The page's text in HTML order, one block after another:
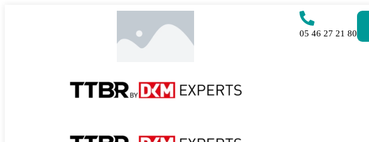
05 46 27 21 80